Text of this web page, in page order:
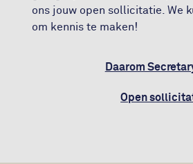
ons jouw open sollicitatie. We
om kennis te maken!
Daarom
Open